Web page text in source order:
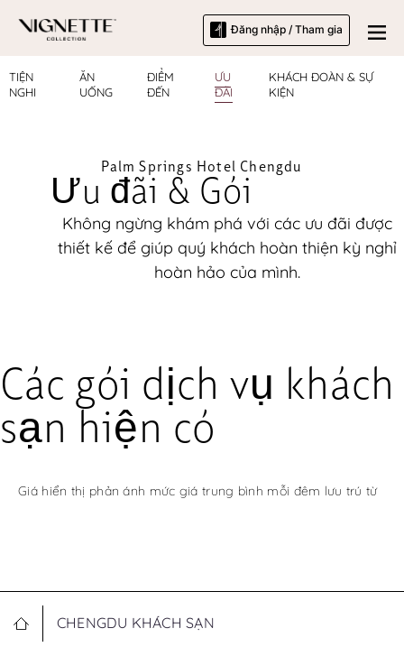
Đăng nhập / Tham gia
TIỆN
NGHI
ĂN
UỐNG
ĐIỂM
ĐẾN
ƯU
ĐÃI
KHÁCH ĐOÀN & SỰ
KIỆN
Palm Springs Hotel Chengdu
Ưu đãi & Gói
Không ngừng khám phá với các ưu đãi được
thiết kế để giúp quý khách hoàn thiện kỳ nghỉ
hoàn hảo của mình.
Các gói dịch vụ khách
sạn hiện có
Giá hiển thị phản ánh mức giá trung bình mỗi đêm lưu trú từ
CHENGDU KHÁCH SẠN